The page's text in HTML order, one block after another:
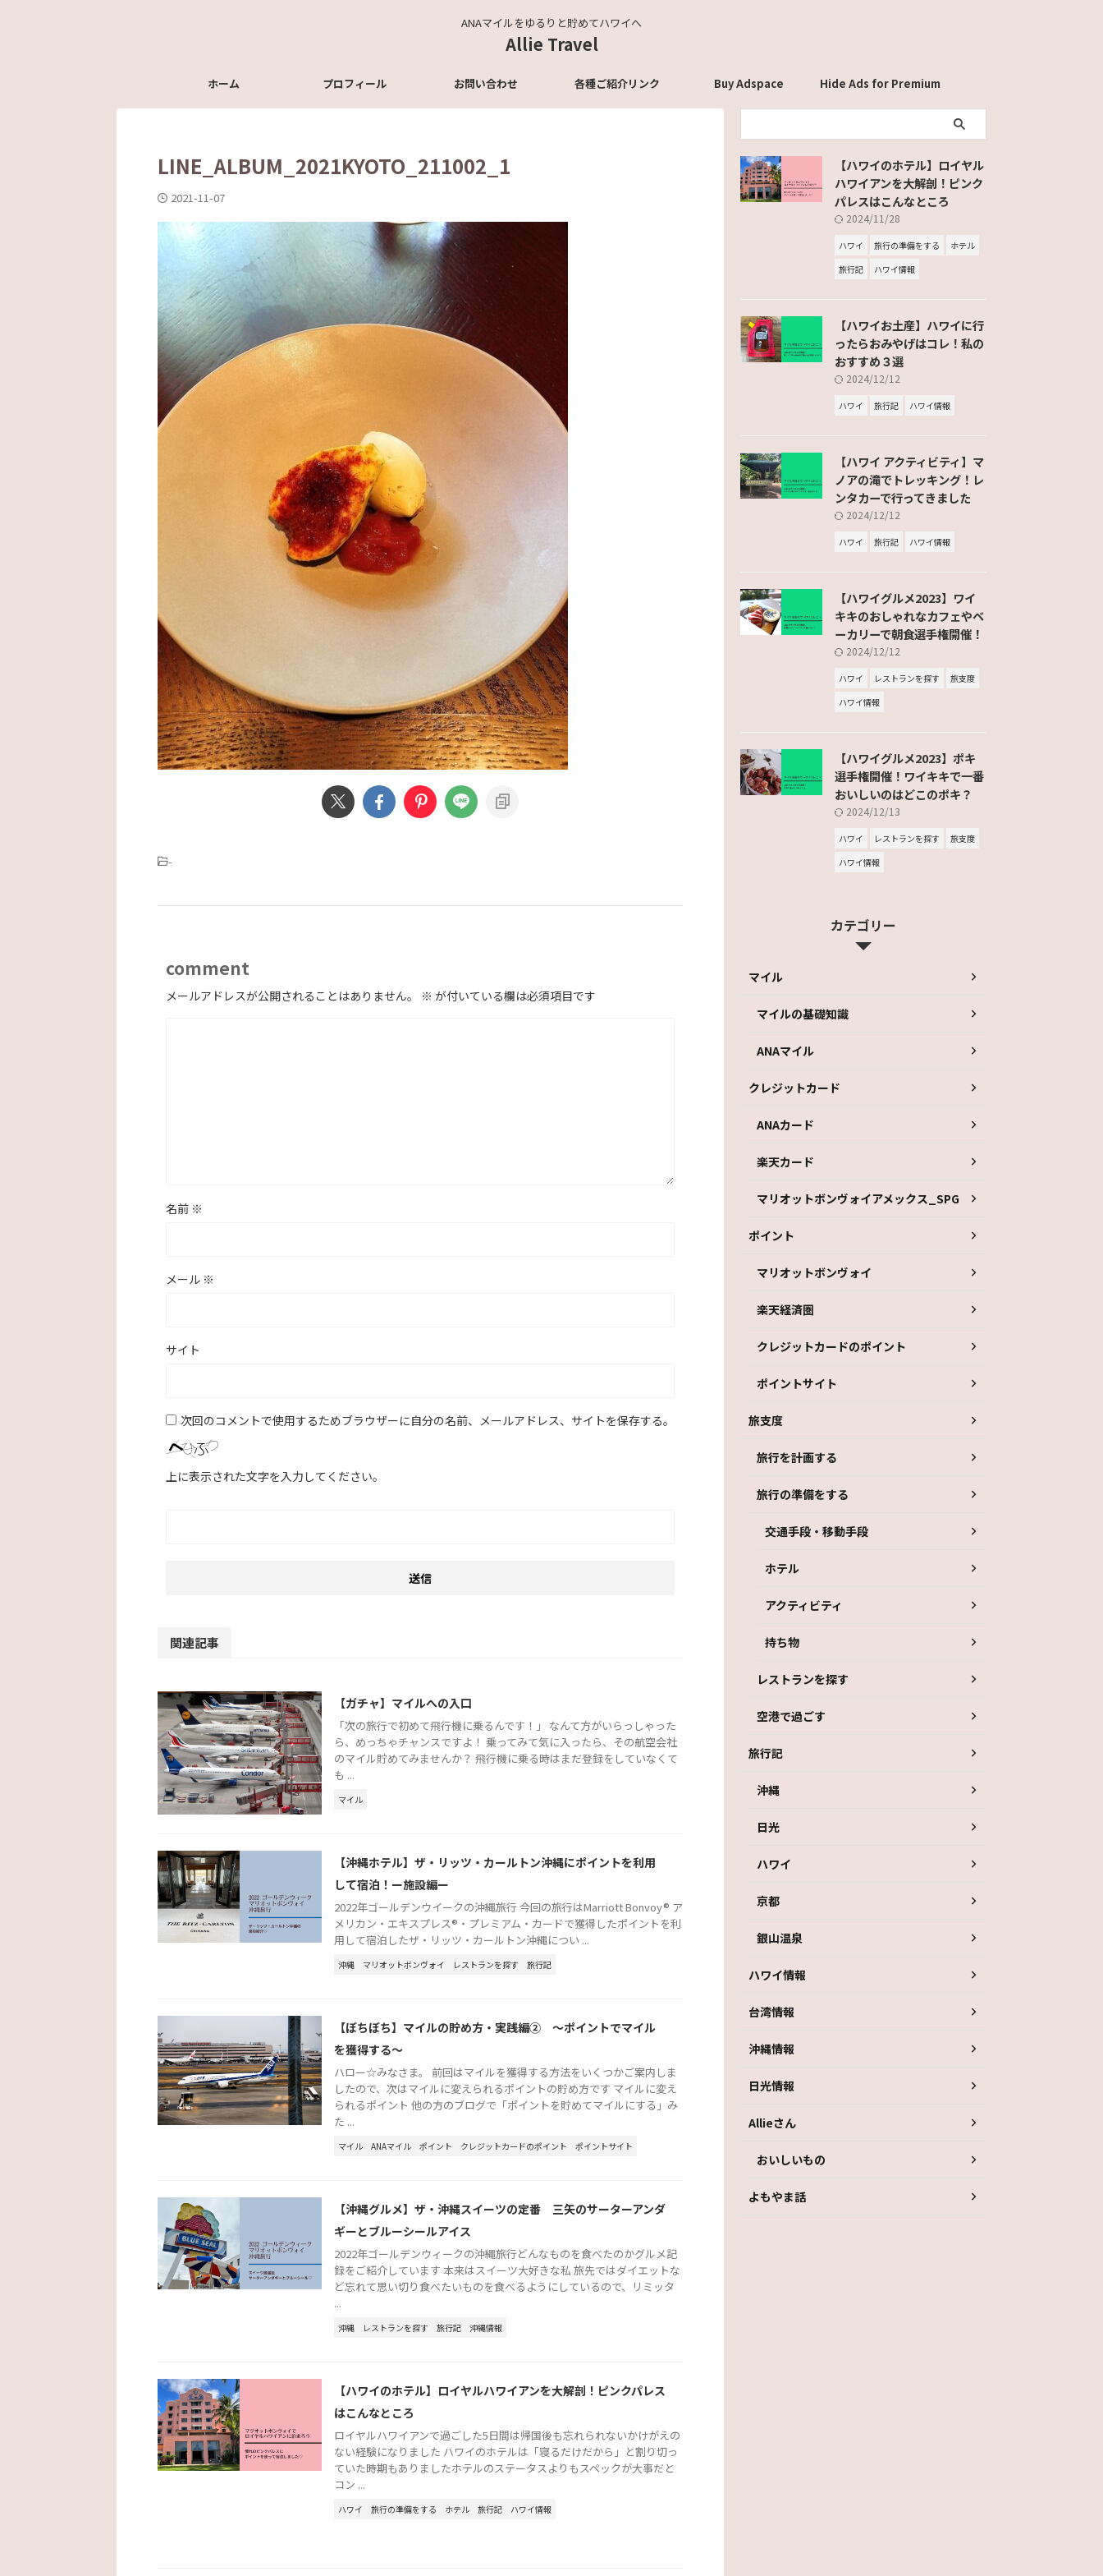
ANAマイルをゆるりと貯めてハワイへ
Allie Travel
ホーム プロフィール お問い合わせ 各種ご紹介リンク Buy Adspace Hide Ads for Premium
LINE_ALBUM_2021KYOTO_211002_1
2021-11-07
-
comment
メールアドレスが公開されることはありません。 ※ が付いている欄は必須項目です
名前 ※
メール ※
サイト
次回のコメントで使用するためブラウザーに自分の名前、メールアドレス、サイトを保存する。
上に表示された文字を入力してください。
関連記事
【ガチャ】マイルへの入口
「次の旅行で初めて飛行機に乗るんです！」 なんて方がいらっしゃった
ら、めっちゃチャンスですよ！ 乗ってみて気に入ったら、その航空会社
のマイル貯めてみませんか？ 飛行機に乗る時はまだ登録をしていなくて
も ...
マイル
【沖縄ホテル】ザ・リッツ・カールトン沖縄にポイントを利用
して宿泊！ー施設編ー
2022年ゴールデンウイークの沖縄旅行 今回の旅行はMarriott Bonvoy® ア
メリカン・エキスプレス®・プレミアム・カードで獲得したポイントを利
用して宿泊したザ・リッツ・カールトン沖縄につい ...
沖縄 マリオットボンヴォイ レストランを探す 旅行記
【ぼちぼち】マイルの貯め方・実践編② ～ポイントでマイル
を獲得する～
ハロー☆みなさま。 前回はマイルを獲得する方法をいくつかご案内しま
したので、次はマイルに変えられるポイントの貯め方です マイルに変え
られるポイント 他の方のブログで「ポイントを貯めてマイルにする」み
た ...
マイル ANAマイル ポイント クレジットカードのポイント ポイントサイト
【沖縄グルメ】ザ・沖縄スイーツの定番 三矢のサーターアンダ
ギーとブルーシールアイス
2022年ゴールデンウィークの沖縄旅行どんなものを食べたのかグルメ記
録をご紹介しています 本来はスイーツ大好きな私 旅先ではダイエットな
ど忘れて思い切り食べたいものを食べるようにしているので、リミッタ
...
沖縄 レストランを探す 旅行記 沖縄情報
【ハワイのホテル】ロイヤルハワイアンを大解剖！ピンクパレス
はこんなところ
ロイヤルハワイアンで過ごした5日間は帰国後も忘れられないかけがえの
ない経験になりました ハワイのホテルは「寝るだけだから」と割り切っ
ていた時期もありましたホテルのステータスよりもスペックが大事だと
コン ...
ハワイ 旅行の準備をする ホテル 旅行記 ハワイ情報
【ハワイのホテル】ロイヤル
ハワイアンを大解剖！ピンク
パレスはこんなところ
2024/11/28
ハワイ 旅行の準備をする
ホテル
旅行記
ハワイ情報
【ハワイお土産】ハワイに行
ったらおみやげはコレ！私の
おすすめ３選
2024/12/12
ハワイ 旅行記 ハワイ情報
【ハワイ アクティビティ】マ
ノアの滝でトレッキング！レ
ンタカーで行ってきました
2024/12/12
ハワイ 旅行記 ハワイ情報
【ハワイグルメ2023】ワイ
キキのおしゃれなカフェやベ
ーカリーで朝食選手権開催！
2024/12/12
ハワイ レストランを探す
旅支度
ハワイ情報
【ハワイグルメ2023】ポキ
選手権開催！ワイキキで一番
おいしいのはどこのポキ？
2024/12/13
ハワイ レストランを探す
旅支度
ハワイ情報
カテゴリー
マイル
マイルの基礎知識
ANAマイル
クレジットカード
ANAカード
楽天カード
マリオットボンヴォイアメックス_SPG
ポイント
マリオットボンヴォイ
楽天経済圏
クレジットカードのポイント
ポイントサイト
旅支度
旅行を計画する
旅行の準備をする
交通手段・移動手段
ホテル
アクティビティ
持ち物
レストランを探す
空港で過ごす
旅行記
沖縄
日光
ハワイ
京都
銀山温泉
ハワイ情報
台湾情報
沖縄情報
日光情報
Allieさん
おいしいもの
よもやま話